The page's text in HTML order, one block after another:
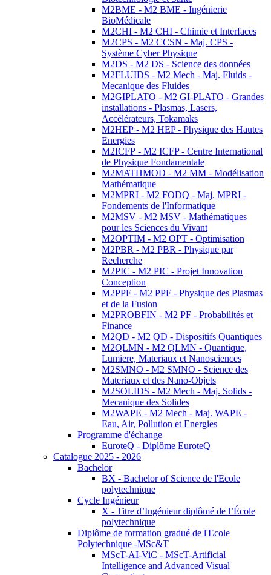
M2BME - M2 BME - Ingénierie
BioMédicale
M2CHI - M2 CHI - Chimie et Interfaces
M2CPS - M2 CCSN - Maj. CPS -
Système Cyber Physique
M2DS - M2 DS - Science des données
M2FLUIDS - M2 Mech - Maj. Fluids -
Mecanique des Fluides
M2GIPLATO - M2 GI-PLATO - Grandes
installations - Plasmas, Lasers,
Accélérateurs, Tokamaks
M2HEP - M2 HEP - Physique des Hautes
Energies
M2ICFP - M2 ICFP - Centre International
de Physique Fondamentale
M2MATHMOD - M2 MM - Modélisation
Mathématique
M2MPRI - M2 FODQ - Maj. MPRI -
Fondements de l'Informatique
M2MSV - M2 MSV - Mathématiques
pour les Sciences du Vivant
M2OPTIM - M2 OPT - Optimisation
M2PBR - M2 PBR - Physique par
Recherche
M2PIC - M2 PIC - Projet Innovation
Conception
M2PPF - M2 PPF - Physique des Plasmas
et de la Fusion
M2PROBFIN - M2 PF - Probabilités et
Finance
M2QD - M2 QD - Dispositifs Quantiques
M2QLMN - M2 QLMN - Quantique,
Lumiere, Materiaux et Nanosciences
M2SMNO - M2 SMNO - Science des
Materiaux et des Nano-Objets
M2SOLIDS - M2 Mech - Maj. Solids -
Mecanique des Solides
M2WAPE - M2 Mech - Maj. WAPE -
Eau, Air, Pollution et Energies
Programme d'échange
EuroteQ - Diplôme EuroteQ
Catalogue 2025 - 2026
Bachelor
BX - Bachelor of Science de l'Ecole
polytechnique
Cycle Ingénieur
X - Titre d’Ingénieur diplômé de l’École
polytechnique
Diplôme de formation gradué de l'Ecole
Polytechnique -MSc&T
MScT-AI-ViC - MScT-Artificial
Intelligence and Advanced Visual